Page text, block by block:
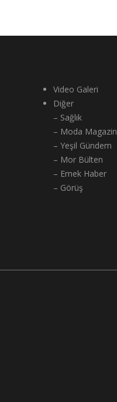
Video Galeri
Diğer
– Sağlık
– Moda Magazin
– Yeşil Gündem
– Mor Bülten
– Emek Haber
– Görüş